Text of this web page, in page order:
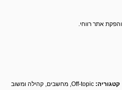
אתר רווחי.
קטגוריה: Off-topic, מחשבים, קהילה ומשוב